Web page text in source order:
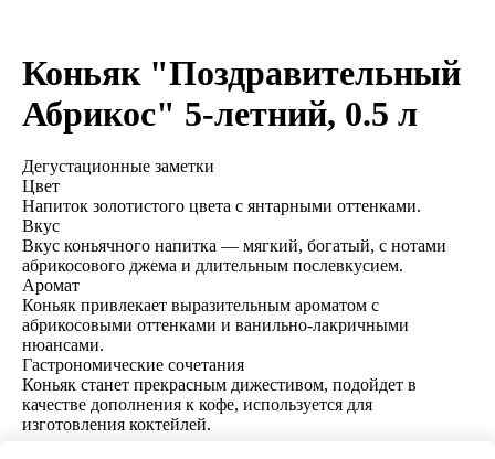
Коньяк "Поздравительный
Абрикос" 5-летний, 0.5 л
Дегустационные заметки
Цвет
Напиток золотистого цвета с янтарными оттенками.
Вкус
Вкус коньячного напитка — мягкий, богатый, с нотами
абрикосового джема и длительным послевкусием.
Аромат
Коньяк привлекает выразительным ароматом с
абрикосовыми оттенками и ванильно-лакричными
нюансами.
Гастрономические сочетания
Коньяк станет прекрасным дижестивом, подойдет в
качестве дополнения к кофе, используется для
изготовления коктейлей.